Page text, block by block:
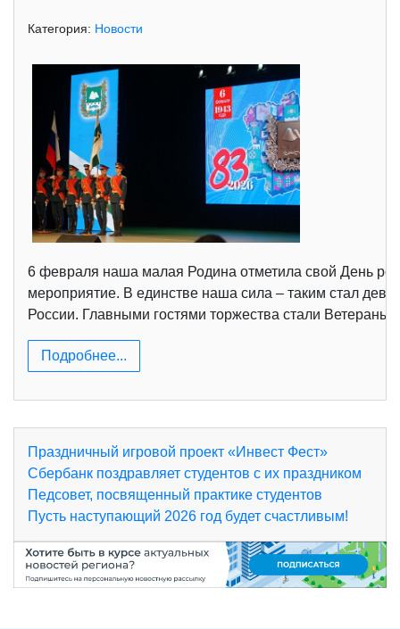
Категория: Новости
6 февраля наша малая Родина отметила свой День
мероприятие. В единстве наша сила – таким стал
России. Главными гостями торжества стали Ветераны
Подробнее...
Праздничный игровой проект «Инвест Фест»
Сбербанк поздравляет студентов с их праздником
Педсовет, посвященный практике студентов
Пусть наступающий 2026 год будет счастливым!